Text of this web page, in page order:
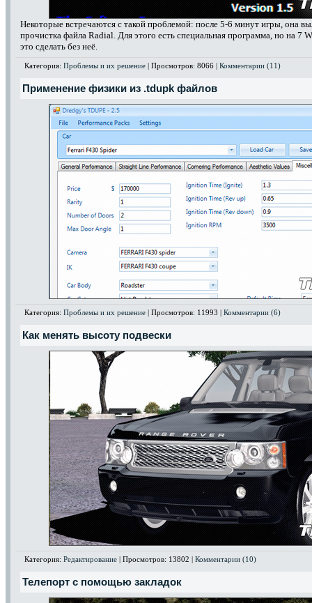
Некоторые встречаются с такой проблемой: после 5-6 минут игры, она
прочистка файла Radial. Для этого есть специальная программа, но на 7
это сделать без неё.
Категория: Проблемы и их решение | Просмотров: 8066 | Комментарии (11)
Применение физики из .tdupk файлов
Категория: Проблемы и их решение | Просмотров: 11993 | Комментарии (6)
Как менять высоту подвески
Категория: Редактирование | Просмотров: 13802 | Комментарии (10)
Телепорт с помощью закладок